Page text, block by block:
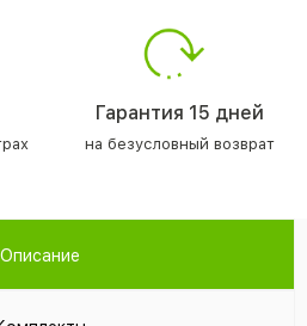
Гарантия 15 дней
на безусловный возврат
Описание